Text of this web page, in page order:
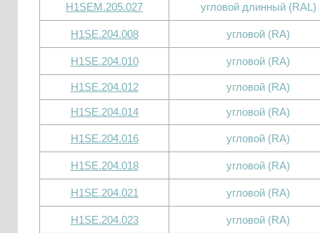
H1SEM.205.027 угловой длинный (RAL)
H1SE.204.008 угловой (RA)
H1SE.204.010 угловой (RA)
H1SE.204.012 угловой (RA)
H1SE.204.014 угловой (RA)
H1SE.204.016 угловой (RA)
H1SE.204.018 угловой (RA)
H1SE.204.021 угловой (RA)
H1SE.204.023 угловой (RA)